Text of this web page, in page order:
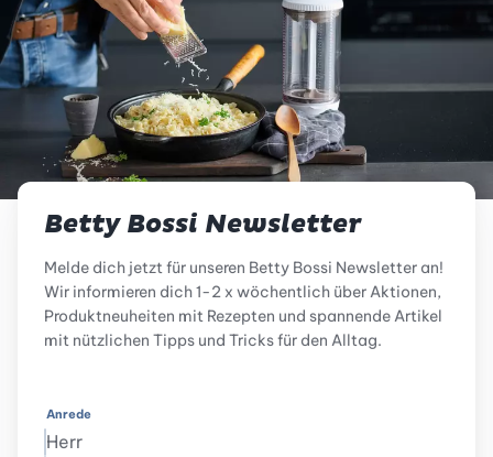
Betty Bossi Newsletter
Melde dich jetzt für unseren Betty Bossi Newsletter an!
Wir informieren dich 1-2 x wöchentlich über Aktionen,
Produktneuheiten mit Rezepten und spannende Artikel
mit nützlichen Tipps und Tricks für den Alltag.
Anrede
Herr